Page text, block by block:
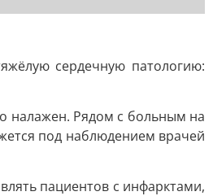
сердечную патологию:
налажен. Рядом с больным на
под наблюдением врачей
пациентов с инфарктами,